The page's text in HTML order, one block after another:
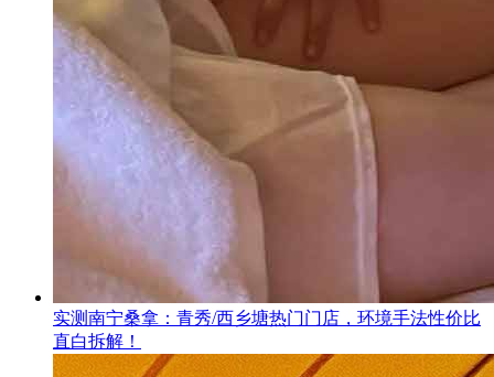
实测南宁桑拿：青秀/西乡塘热门门店，环境手法性价比
直白拆解！